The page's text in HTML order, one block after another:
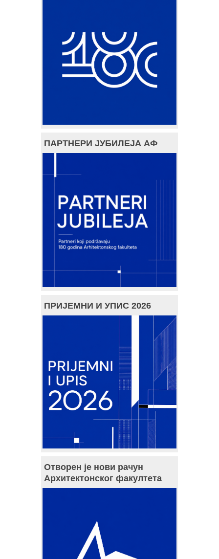
ПАРТНЕРИ ЈУБИЛЕЈА АФ
ПРИЈЕМНИ И УПИС 2026
Отворен је нови рачун
Архитектонског факултета